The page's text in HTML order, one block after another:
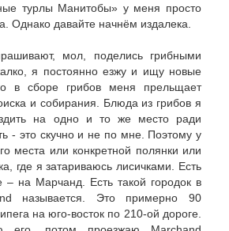
турлы Манитобы» у меня просто
Однако давайте начнём издалека.
мол, поделись грибными
я постоянно езжу и ищу новые
в сборе грибов меня прельщает
и собирания. Блюда из грибов я
на одно и то же место ради
- это скучно и не по мне. Поэтому у
места или конкретной полянки или
где я затариваюсь лисичками. Есть
– на Марчанд. Есть такой городок в
называется. Это примерно 90
на юго-восток по 210-ой дороге.